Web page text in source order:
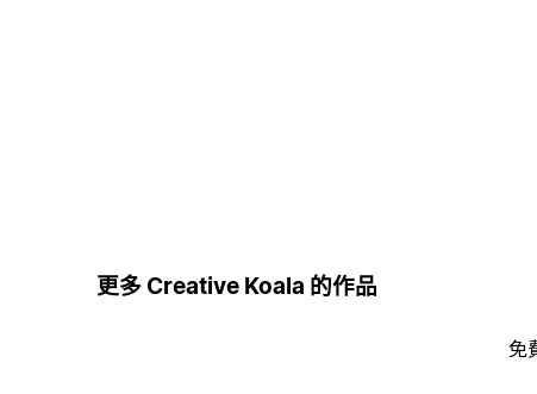
更多 Creative Koala 的作品
免